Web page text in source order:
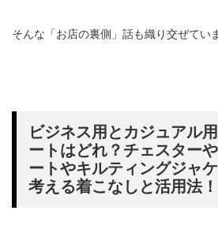
そんな「お店の裏側」話も織り交ぜてい
ビジネス用とカジュアル
ートはどれ？チェスター
ートやキルティングジャ
考える着こなしと活用法！